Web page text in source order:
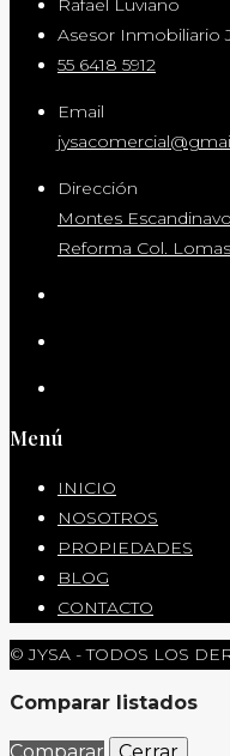
Rafael Luviano
Asesor Inmobiliario
55 6418 5912
Email
Dirección
Montes
Reforma Col.
Menú
INICIO
NOSOTROS
PROPIEDADES
BLOG
CONTACTO
© JYSA - TODOS LOS
Comparar listados
Comparar
Cerrar